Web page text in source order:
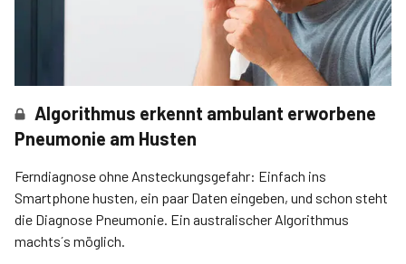
Algorithmus erkennt ambulant erworbene
Pneumonie am Husten
Ferndiagnose ohne Ansteckungsgefahr: Einfach ins
Smartphone husten, ein paar Daten eingeben, und schon steht
die Diagnose Pneumonie. Ein australischer Algorithmus
machts´s möglich.